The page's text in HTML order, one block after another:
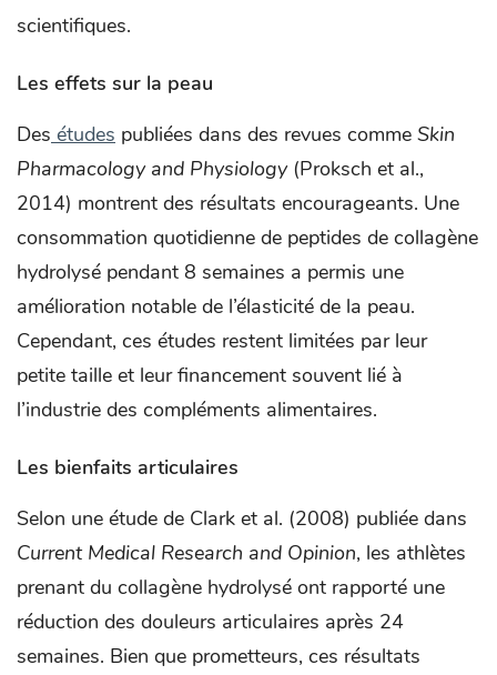
scientifiques.
Les effets sur la peau
Des études publiées dans des revues comme Skin
Pharmacology and Physiology(Proksch et al.,
2014) montrent des résultats encourageants. Une
consommation quotidienne de peptides de collagène
hydrolysé pendant 8 semaines a permis une
amélioration notable de l’élasticité de la peau.
Cependant, ces études restent limitées par leur
petite taille et leur financement souvent lié à
l’industrie des compléments alimentaires.
Les bienfaits articulaires
Selon une étude de Clark et al. (2008) publiée dans
Current Medical Research and Opinion, les athlètes
prenant du collagène hydrolysé ont rapporté une
réduction des douleurs articulaires après 24
semaines. Bien que prometteurs, ces résultats